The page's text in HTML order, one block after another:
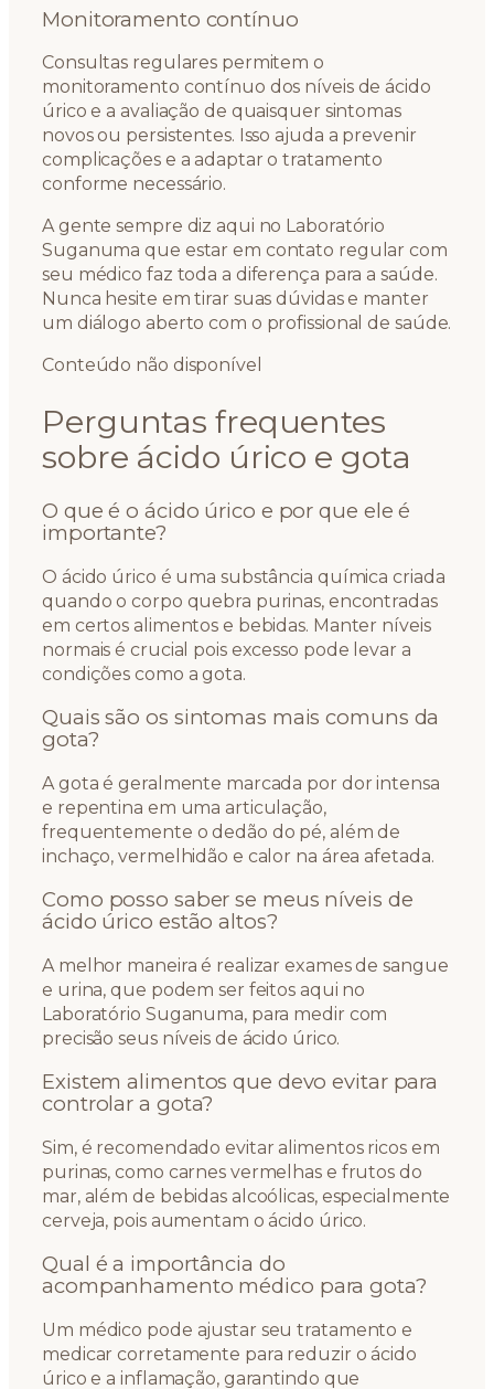
Monitoramento contínuo
Consultas regulares permitem o
monitoramento contínuo dos níveis de ácido
úrico e a avaliação de quaisquer sintomas
novos ou persistentes. Isso ajuda a prevenir
complicações e a adaptar o tratamento
conforme necessário.
A gente sempre diz aqui no Laboratório
Suganuma que estar em contato regular com
seu médico faz toda a diferença para a saúde.
Nunca hesite em tirar suas dúvidas e manter
um diálogo aberto com o profissional de saúde.
Conteúdo não disponível
Perguntas frequentes
sobre ácido úrico e gota
O que é o ácido úrico e por que ele é
importante?
O ácido úrico é uma substância química criada
quando o corpo quebra purinas, encontradas
em certos alimentos e bebidas. Manter níveis
normais é crucial pois excesso pode levar a
condições como a gota.
Quais são os sintomas mais comuns da
gota?
A gota é geralmente marcada por dor intensa
e repentina em uma articulação,
frequentemente o dedão do pé, além de
inchaço, vermelhidão e calor na área afetada.
Como posso saber se meus níveis de
ácido úrico estão altos?
A melhor maneira é realizar exames de sangue
e urina, que podem ser feitos aqui no
Laboratório Suganuma, para medir com
precisão seus níveis de ácido úrico.
Existem alimentos que devo evitar para
controlar a gota?
Sim, é recomendado evitar alimentos ricos em
purinas, como carnes vermelhas e frutos do
mar, além de bebidas alcoólicas, especialmente
cerveja, pois aumentam o ácido úrico.
Qual é a importância do
acompanhamento médico para gota?
Um médico pode ajustar seu tratamento e
medicar corretamente para reduzir o ácido
úrico e a inflamação, garantindo que